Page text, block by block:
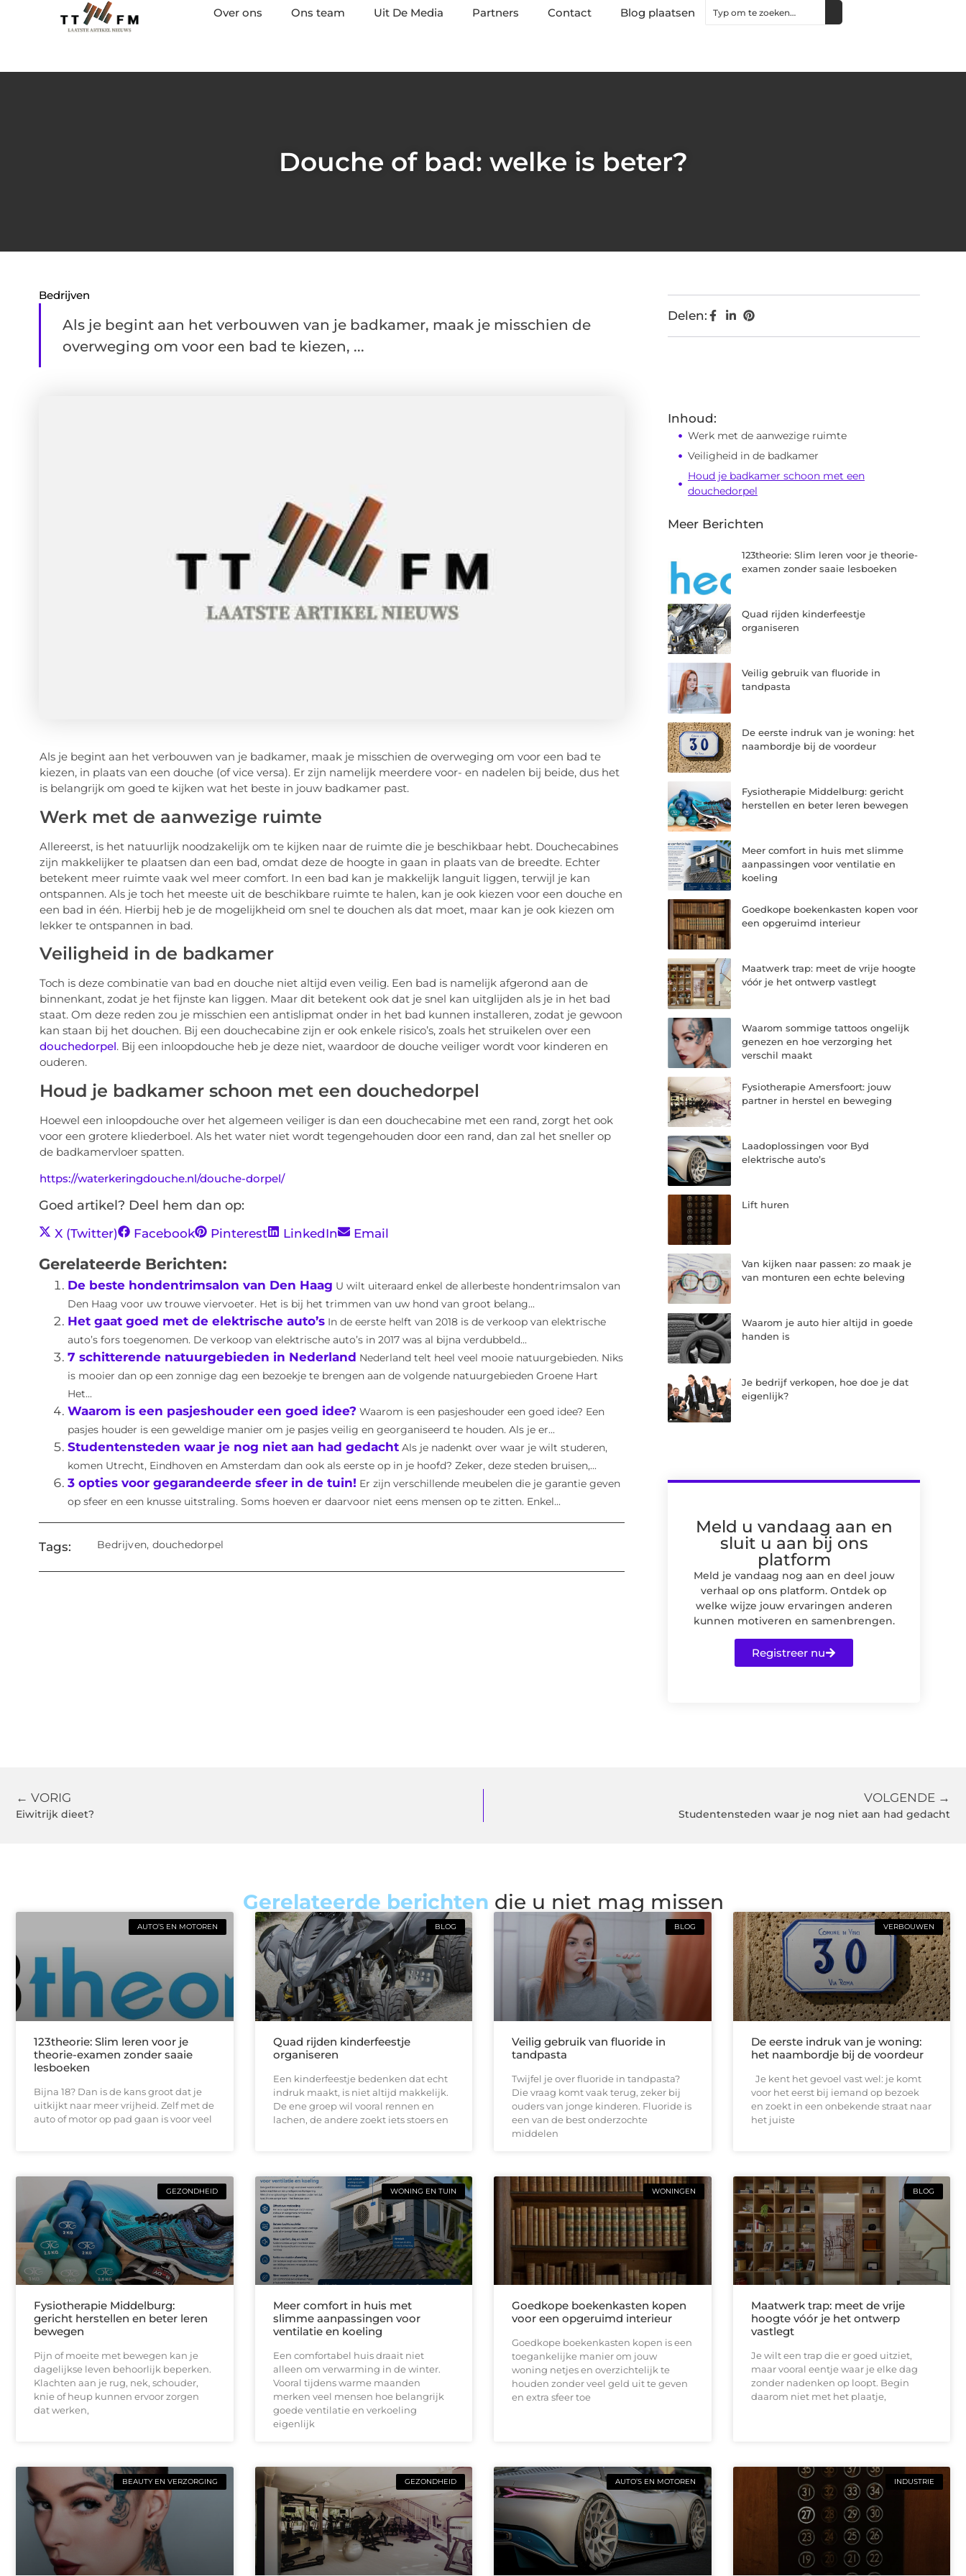
Over ons Ons team Uit De Media Partners Contact Blog plaatsen
Douche of bad: welke is beter?
Bedrijven
Als je begint aan het verbouwen van je badkamer, maak je misschien de
overweging om voor een bad te kiezen, ...
Als je begint aan het verbouwen van je badkamer, maak je misschien de overweging om voor een bad te
kiezen, in plaats van een douche (of vice versa). Er zijn namelijk meerdere voor- en nadelen bij beide, dus het
is belangrijk om goed te kijken wat het beste in jouw badkamer past.
Werk met de aanwezige ruimte
Allereerst, is het natuurlijk noodzakelijk om te kijken naar de ruimte die je beschikbaar hebt. Douchecabines
zijn makkelijker te plaatsen dan een bad, omdat deze de hoogte in gaan in plaats van de breedte. Echter
betekent meer ruimte vaak wel meer comfort. In een bad kan je makkelijk languit liggen, terwijl je kan
ontspannen. Als je toch het meeste uit de beschikbare ruimte te halen, kan je ook kiezen voor een douche en
een bad in één. Hierbij heb je de mogelijkheid om snel te douchen als dat moet, maar kan je ook kiezen om
lekker te ontspannen in bad.
Veiligheid in de badkamer
Toch is deze combinatie van bad en douche niet altijd even veilig. Een bad is namelijk afgerond aan de
binnenkant, zodat je het fijnste kan liggen. Maar dit betekent ook dat je snel kan uitglijden als je in het bad
staat. Om deze reden zou je misschien een antislipmat onder in het bad kunnen installeren, zodat je gewoon
kan staan bij het douchen. Bij een douchecabine zijn er ook enkele risico’s, zoals het struikelen over een
douchedorpel. Bij een inloopdouche heb je deze niet, waardoor de douche veiliger wordt voor kinderen en
ouderen.
Houd je badkamer schoon met een douchedorpel
Hoewel een inloopdouche over het algemeen veiliger is dan een douchecabine met een rand, zorgt het ook
voor een grotere kliederboel. Als het water niet wordt tegengehouden door een rand, dan zal het sneller op
de badkamervloer spatten.
https://waterkeringdouche.nl/douche-dorpel/
Goed artikel? Deel hem dan op:
X (Twitter) Facebook Pinterest LinkedIn Email
Gerelateerde Berichten:
De beste hondentrimsalon van Den Haag U wilt uiteraard enkel de allerbeste hondentrimsalon van
Den Haag voor uw trouwe viervoeter. Het is bij het trimmen van uw hond van groot belang...
Het gaat goed met de elektrische auto’s In de eerste helft van 2018 is de verkoop van elektrische
auto’s fors toegenomen. De verkoop van elektrische auto’s in 2017 was al bijna verdubbeld...
7 schitterende natuurgebieden in Nederland Nederland telt heel veel mooie natuurgebieden. Niks
is mooier dan op een zonnige dag een bezoekje te brengen aan de volgende natuurgebieden Groene Hart
Het...
Waarom is een pasjeshouder een goed idee? Waarom is een pasjeshouder een goed idee? Een
pasjes houder is een geweldige manier om je pasjes veilig en georganiseerd te houden. Als je er...
Studentensteden waar je nog niet aan had gedacht Als je nadenkt over waar je wilt studeren,
komen Utrecht, Eindhoven en Amsterdam dan ook als eerste op in je hoofd? Zeker, deze steden bruisen,...
3 opties voor gegarandeerde sfeer in de tuin! Er zijn verschillende meubelen die je garantie geven
op sfeer en een knusse uitstraling. Soms hoeven er daarvoor niet eens mensen op te zitten. Enkel...
Tags: Bedrijven, douchedorpel
Delen:
Inhoud:
Werk met de aanwezige ruimte
Veiligheid in de badkamer
Houd je badkamer schoon met een
douchedorpel
Meer Berichten
123theorie: Slim leren voor je theorie-
examen zonder saaie lesboeken
Quad rijden kinderfeestje
organiseren
Veilig gebruik van fluoride in
tandpasta
De eerste indruk van je woning: het
naambordje bij de voordeur
Fysiotherapie Middelburg: gericht
herstellen en beter leren bewegen
Meer comfort in huis met slimme
aanpassingen voor ventilatie en
koeling
Goedkope boekenkasten kopen voor
een opgeruimd interieur
Maatwerk trap: meet de vrije hoogte
vóór je het ontwerp vastlegt
Waarom sommige tattoos ongelijk
genezen en hoe verzorging het
verschil maakt
Fysiotherapie Amersfoort: jouw
partner in herstel en beweging
Laadoplossingen voor Byd
elektrische auto’s
Lift huren
Van kijken naar passen: zo maak je
van monturen een echte beleving
Waarom je auto hier altijd in goede
handen is
Je bedrijf verkopen, hoe doe je dat
eigenlijk?
Meld u vandaag aan en
sluit u aan bij ons
platform
Meld je vandaag nog aan en deel jouw
verhaal op ons platform. Ontdek op
welke wijze jouw ervaringen anderen
kunnen motiveren en samenbrengen.
Registreer nu
← VORIG
Eiwitrijk dieet?
VOLGENDE →
Studentensteden waar je nog niet aan had gedacht
Gerelateerde berichten die u niet mag missen
AUTO’S EN MOTOREN
123theorie: Slim leren voor je
theorie-examen zonder saaie
lesboeken
Bijna 18? Dan is de kans groot dat je
uitkijkt naar meer vrijheid. Zelf met de
auto of motor op pad gaan is voor veel
BLOG
Quad rijden kinderfeestje
organiseren
Een kinderfeestje bedenken dat echt
indruk maakt, is niet altijd makkelijk.
De ene groep wil vooral rennen en
lachen, de andere zoekt iets stoers en
BLOG
Veilig gebruik van fluoride in
tandpasta
Twijfel je over fluoride in tandpasta?
Die vraag komt vaak terug, zeker bij
ouders van jonge kinderen. Fluoride is
een van de best onderzochte
middelen
VERBOUWEN
De eerste indruk van je woning:
het naambordje bij de voordeur
Je kent het gevoel vast wel: je komt
voor het eerst bij iemand op bezoek
en zoekt in een onbekende straat naar
het juiste
GEZONDHEID
Fysiotherapie Middelburg:
gericht herstellen en beter leren
bewegen
Pijn of moeite met bewegen kan je
dagelijkse leven behoorlijk beperken.
Klachten aan je rug, nek, schouder,
knie of heup kunnen ervoor zorgen
dat werken,
WONING EN TUIN
Meer comfort in huis met
slimme aanpassingen voor
ventilatie en koeling
Een comfortabel huis draait niet
alleen om verwarming in de winter.
Vooral tijdens warme maanden
merken veel mensen hoe belangrijk
goede ventilatie en verkoeling
eigenlijk
WONINGEN
Goedkope boekenkasten kopen
voor een opgeruimd interieur
Goedkope boekenkasten kopen is een
toegankelijke manier om jouw
woning netjes en overzichtelijk te
houden zonder veel geld uit te geven
en extra sfeer toe
BLOG
Maatwerk trap: meet de vrije
hoogte vóór je het ontwerp
vastlegt
Je wilt een trap die er goed uitziet,
maar vooral eentje waar je elke dag
zonder nadenken op loopt. Begin
daarom niet met het plaatje,
BEAUTY EN VERZORGING GEZONDHEID AUTO’S EN MOTOREN INDUSTRIE